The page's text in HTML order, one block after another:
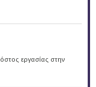
εργασίας στην